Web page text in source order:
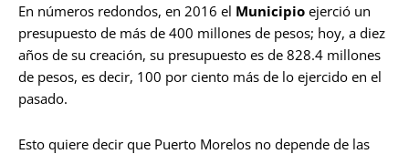
En números redondos, en 2016 el Municipio ejerció un
presupuesto de más de 400 millones de pesos; hoy, a diez
años de su creación, su presupuesto es de 828.4 millones
de pesos, es decir, 100 por ciento más de lo ejercido en el
pasado.
Esto quiere decir que Puerto Morelos no depende de las